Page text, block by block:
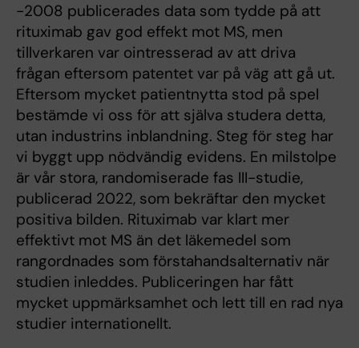
-2008 publicerades data som tydde på att
rituximab gav god effekt mot MS, men
tillverkaren var ointresserad av att driva
frågan eftersom patentet var på väg att gå ut.
Eftersom mycket patientnytta stod på spel
bestämde vi oss för att själva studera detta,
utan industrins inblandning. Steg för steg har
vi byggt upp nödvändig evidens. En milstolpe
är vår stora, randomiserade fas III-studie,
publicerad 2022, som bekräftar den mycket
positiva bilden. Rituximab var klart mer
effektivt mot MS än det läkemedel som
rangordnades som förstahandsalternativ när
studien inleddes. Publiceringen har fått
mycket uppmärksamhet och lett till en rad nya
studier internationellt.